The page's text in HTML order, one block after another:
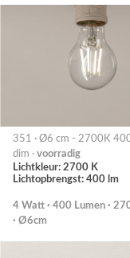
351 · Ø6 cm - 2700K
dim · voorradig
Lichtkleur: 2700 K
Lichtopbrengst: 400 lm
4 Watt · 400 Lumen ·
· Ø6cm